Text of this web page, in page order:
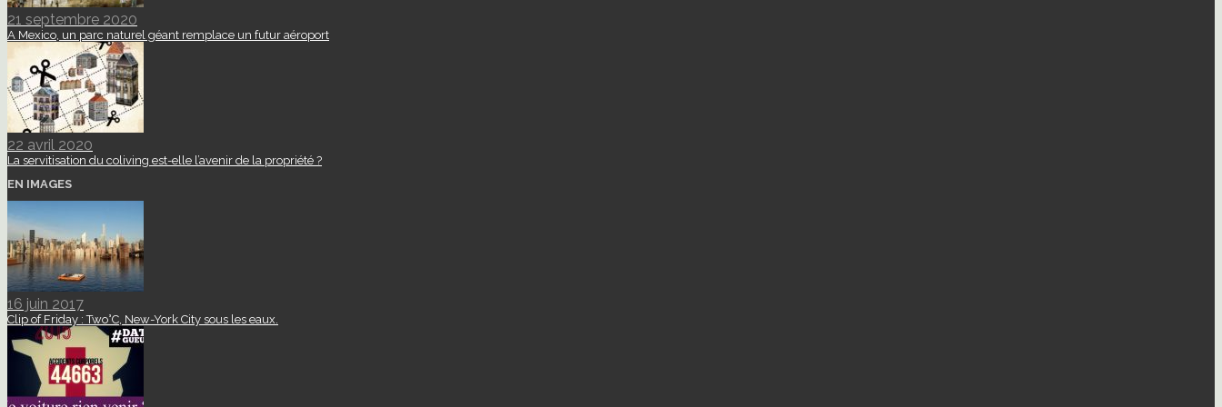
21 septembre 2020
A Mexico, un parc naturel géant remplace un futur aéroport
22 avril 2020
La servitisation du coliving est-elle l’avenir de la propriété ?
EN IMAGES
16 juin 2017
Clip of Friday : Two°C, New-York City sous les eaux.